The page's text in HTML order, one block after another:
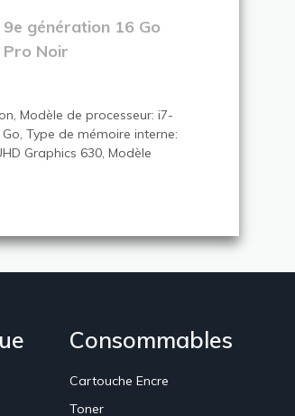
génération 16 Go
Pro Noir
Modèle de processeur: i7-
Type de mémoire interne:
Graphics 630, Modèle
Consommables
Cartouche Encre
Toner